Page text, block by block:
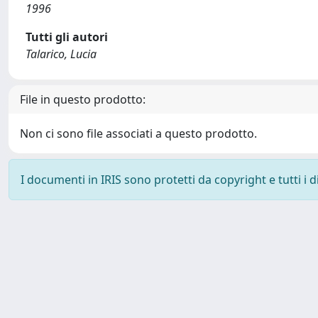
1996
Tutti gli autori
Talarico, Lucia
File in questo prodotto:
Non ci sono file associati a questo prodotto.
I documenti in IRIS sono protetti da copyright e tutti i